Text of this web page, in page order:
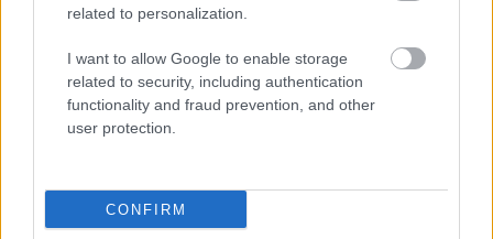
related to personalization.
I want to allow Google to enable storage
related to security, including authentication
functionality and fraud prevention, and other
user protection.
CONFIRM
Itt állíthatod be, hogy a Csakfoci az elsők
között legyen a Google-találatokban
Link másolása